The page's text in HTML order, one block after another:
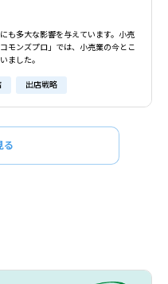
も多大な影響を与えています。小売
モンズプロ」では、小売業の今とこ
ました。
出店戦略
る